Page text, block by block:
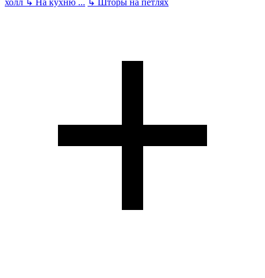
холл ↳ На кухню ... ↳ Шторы на петлях